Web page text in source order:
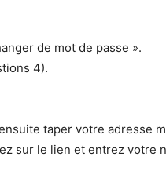
de mot de passe ».
4).
taper votre adresse
sur le lien et entrez votre